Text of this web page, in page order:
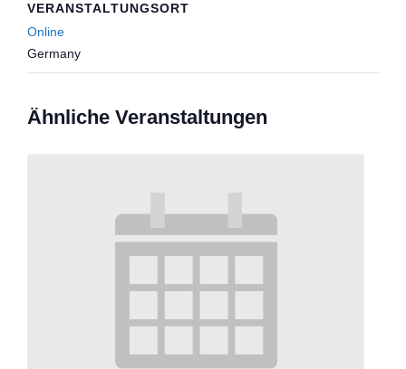
VERANSTALTUNGSORT
Online
Germany
Ähnliche Veranstaltungen